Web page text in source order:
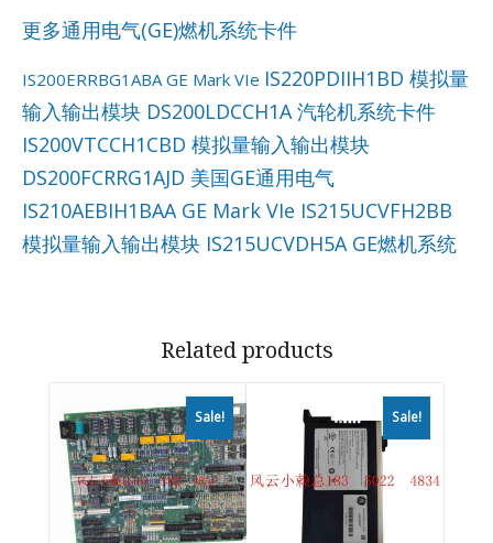
更多通用电气(GE)燃机系统卡件
IS200ERRBG1ABA GE Mark VIe IS220PDIIH1BD 模拟量
输入输出模块 DS200LDCCH1A 汽轮机系统卡件
IS200VTCCH1CBD 模拟量输入输出模块
DS200FCRRG1AJD 美国GE通用电气
IS210AEBIH1BAA GE Mark VIe IS215UCVFH2BB
模拟量输入输出模块 IS215UCVDH5A GE燃机系统
Related products
Sale! Sale!